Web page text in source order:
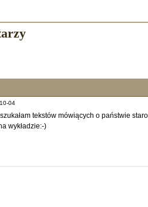
04
tekstów mówiących o państwie
wykładzie:-)